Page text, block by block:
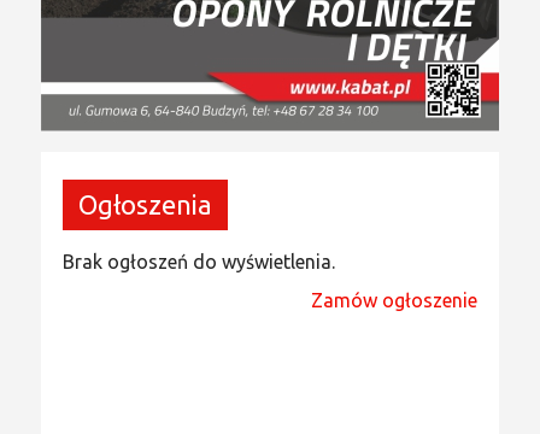
Ogłoszenia
Brak ogłoszeń do wyświetlenia.
Zamów ogłoszenie